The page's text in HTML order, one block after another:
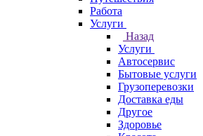
Работа
Услуги
Назад
Услуги
Автосервис
Бытовые услуги
Грузоперевозки
Доставка еды
Другое
Здоровье